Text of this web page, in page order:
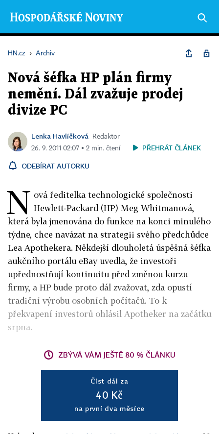
HN.cz › Archiv
Nová šéfka HP plán firmy
nemění. Dál zvažuje prodej
divize PC
Lenka Havlíčková
Redaktor
26. 9. 2011 02:07 ▪ 2 min. čtení
PŘEHRÁT ČLÁNEK
ODEBÍRAT AUTORKU
N ová ředitelka technologické společnosti
Hewlett-Packard (HP) Meg Whitmanová,
která byla jmenována do funkce na konci minulého
týdne, chce navázat na strategii svého předchůdce
Lea Apothekera. Někdejší dlouholetá úspěšná šéfka
aukčního portálu eBay uvedla, že investoři
upřednostňují kontinuitu před změnou kurzu
firmy, a HP bude proto dál zvažovat, zda opustí
tradiční výrobu osobních počítačů. To k
překvapení investorů ohlásil Apotheker na začátku
srpna.
ZBÝVÁ VÁM JEŠTĚ 80 % ČLÁNKU
Číst dál za
40 Kč
na první dva měsíce